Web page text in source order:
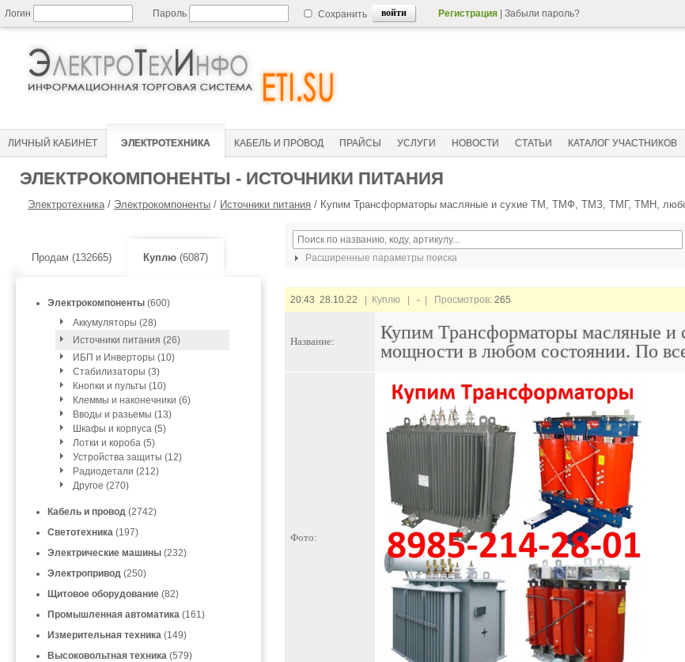
Логин Пароль Сохранить Регистрация Забыли пароль?
ЛИЧНЫЙ КАБИНЕТ ЭЛЕКТРОТЕХНИКА КАБЕЛЬ И ПРОВОД ПРАЙСЫ УСЛУГИ НОВОСТИ СТАТЬИ КАТАЛОГ УЧАСТНИКОВ
ЭЛЕКТРОКОМПОНЕНТЫ - ИСТОЧНИКИ ПИТАНИЯ
Электротехника/ Электрокомпоненты / Источники питания / Купим Трансформаторы масляные и сухие ТМ, ТМФ, ТМЗ, ТМГ, ТМН,
Продам (132665) Куплю (6087)
Электрокомпоненты (600)
Аккумуляторы (28)
Источники питания (26)
ИБП и Инверторы (10)
Стабилизаторы (3)
Кнопки и пульты (10)
Клеммы и наконечники (6)
Вводы и разьемы (13)
Шкафы и корпуса (5)
Лотки и короба (5)
Устройства защиты (12)
Радиодетали (212)
Другое (270)
Кабель и провод (2742)
Светотехника (197)
Электрические машины (232)
Электропривод (250)
Щитовое оборудование (82)
Промышленная автоматика (161)
Измерительная техника (149)
Высоковольтная техника (579)
Расширенные параметры поиска
20:43 28.10.22 | Куплю | - | Просмотров: 265
Название:
Купим Трансформаторы
мощности в любом состоянии. По
Фото: